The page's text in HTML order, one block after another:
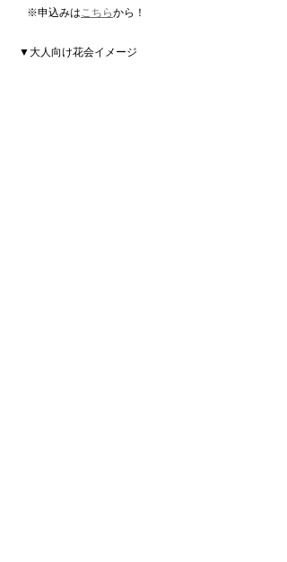
※申込みはこちらから！
▼大人向け花会イメージ